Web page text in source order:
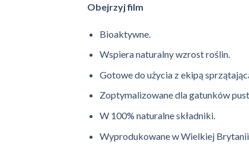
Obejrzyj film
Bioaktywne.
Wspiera naturalny wzrost roślin.
Gotowe do użycia z ekipą
Zoptymalizowane dla gatunków
W 100% naturalne składniki.
Wyprodukowane w Wielkiej Brytanii.